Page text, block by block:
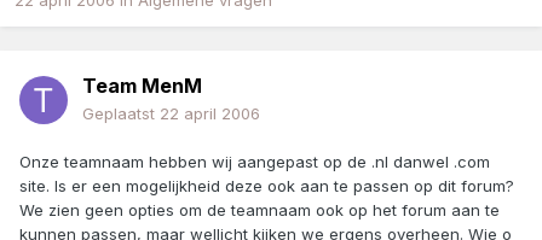
Team MenM
Geplaatst 22 april 2006
Onze teamnaam hebben wij aangepast op de .nl danwel .com
site. Is er een mogelijkheid deze ook aan te passen op dit forum?
We zien geen opties om de teamnaam ook op het forum aan te
kunnen passen, maar wellicht kijken we ergens overheen. Wie o